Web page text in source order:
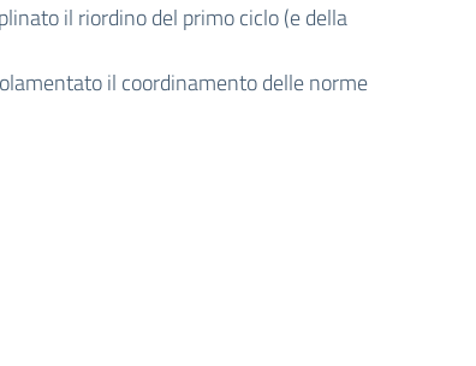
il riordino del primo ciclo (e della
il coordinamento delle norme